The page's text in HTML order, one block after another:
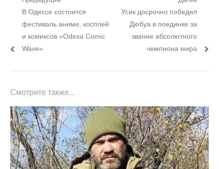
записям
Предыдущий
пост:
В Одессе состоится
фестиваль аниме, косплей
и комиксов «Odesa Comic
Wave»
Следующий
пост:
Усик досрочно победил
Дюбуа в поединке за
звание абсолютного
чемпиона мира
Смотрите также...